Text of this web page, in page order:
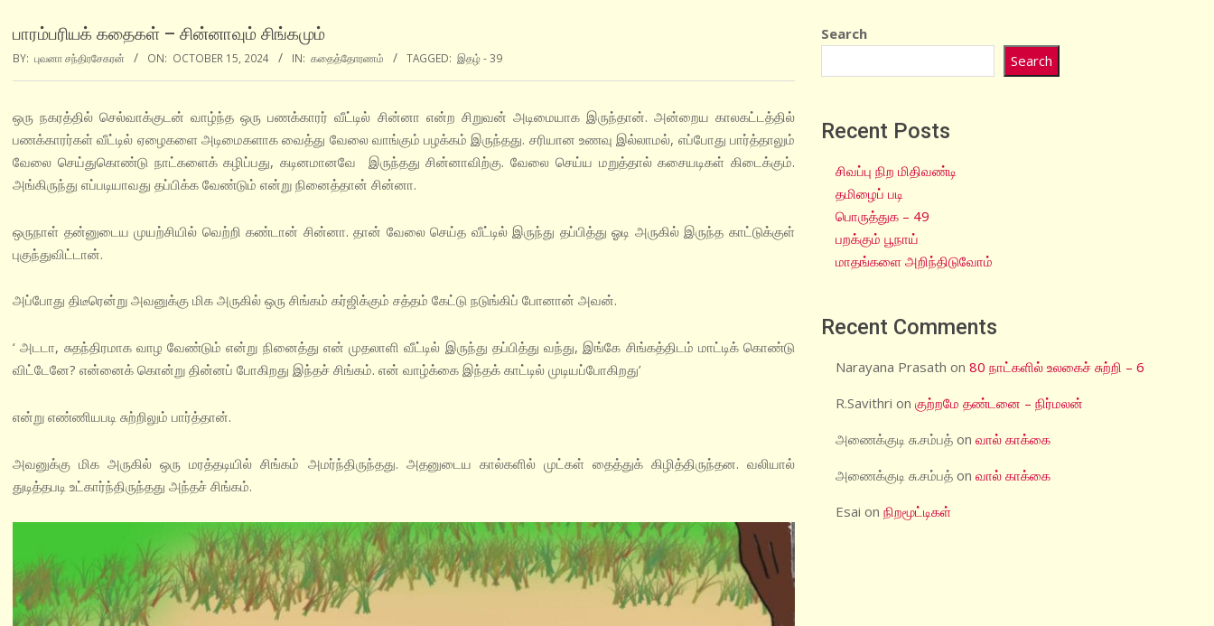
பாரம்பரியக் கதைகள் – சின்னாவும் சிங்கமும்
BY: புவனா சந்திரசேகரன் ON: OCTOBER 15, 2024 IN: கதைத்தோரணம் TAGGED: இதழ் - 39
ஒரு நகரத்தில் செல்வாக்குடன் வாழ்ந்த ஒரு பணக்காரர் வீட்டில் சின்னா என்ற சிறுவன் அடிமையாக இருந்தான். அன்றைய காலகட்டத்தில்
பணக்காரர்கள் வீட்டில் ஏழைகளை அடிமைகளாக வைத்து வேலை வாங்கும் பழக்கம் இருந்தது. சரியான உணவு இல்லாமல், எப்போது பார்த்தாலும்
வேலை செய்துகொண்டு நாட்களைக் கழிப்பது, கடினமானவே இருந்தது சின்னாவிற்கு. வேலை செய்ய மறுத்தால் கசையடிகள் கிடைக்கும்.
அங்கிருந்து எப்படியாவது தப்பிக்க வேண்டும் என்று நினைத்தான் சின்னா.
ஒருநாள் தன்னுடைய முயற்சியில் வெற்றி கண்டான் சின்னா. தான் வேலை செய்த வீட்டில் இருந்து தப்பித்து ஓடி அருகில் இருந்த காட்டுக்குள்
புகுந்துவிட்டான்.
அப்போது திடீரென்று அவனுக்கு மிக அருகில் ஒரு சிங்கம் கர்ஜிக்கும் சத்தம் கேட்டு நடுங்கிப் போனான் அவன்.
‘ அடடா, சுதந்திரமாக வாழ வேண்டும் என்று நினைத்து என் முதலாளி வீட்டில் இருந்து தப்பித்து வந்து, இங்கே சிங்கத்திடம் மாட்டிக் கொண்டு
விட்டேனே? என்னைக் கொன்று தின்னப் போகிறது இந்தச் சிங்கம். என் வாழ்க்கை இந்தக் காட்டில் முடியப்போகிறது’
என்று எண்ணியபடி சுற்றிலும் பார்த்தான்.
அவனுக்கு மிக அருகில் ஒரு மரத்தடியில் சிங்கம் அமர்ந்திருந்தது. அதனுடைய கால்களில் முட்கள் தைத்துக் கிழித்திருந்தன. வலியால்
துடித்தபடி உட்கார்ந்திருந்தது அந்தச் சிங்கம்.
Search
Search
Recent Posts
சிவப்பு நிற மிதிவண்டி
தமிழைப் படி
பொருத்துக – 49
பறக்கும் பூநாய்
மாதங்களை அறிந்திடுவோம்
Recent Comments
Narayana Prasath on80 நாட்களில் உலகைச் சுற்றி – 6
R.Savithri onகுற்றமே தண்டனை – நிர்மலன்
அணைக்குடி சு.சம்பத் onவால் காக்கை
அணைக்குடி சு.சம்பத் onவால் காக்கை
Esai onநிறமூட்டிகள்